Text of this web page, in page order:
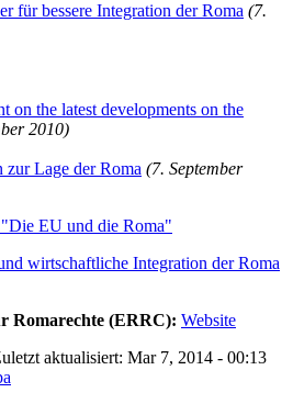
für bessere Integration der Roma (7.
on the latest developments on the
2010)
zur Lage der Roma (7. September
"Die EU und die Roma"
wirtschaftliche Integration der Roma
Romarechte (ERRC): Website
aktualisiert: Mar 7, 2014 - 00:13